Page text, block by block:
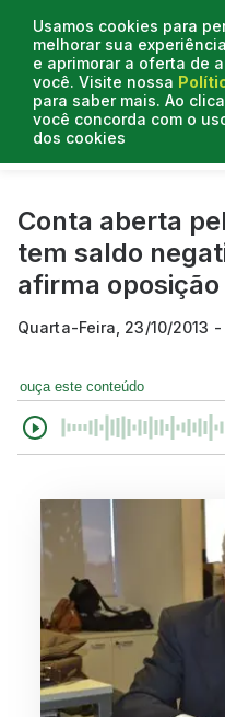
Usamos cookies para
melhorar sua
e aprimorar a oferta de
você. Visite nossa
para saber mais. Ao
você concorda com o
dos cookies
Curtas do Poder
Conta aberta
tem saldo
afirma oposição
Quarta-Feira, 23/10/2013 -
ouça este conteúdo